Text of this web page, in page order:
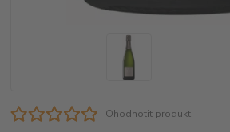
Ohodnotit produkt